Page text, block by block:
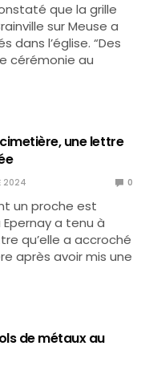
que la grille
sur Meuse a
l’église. “Des
cérémonie au
une lettre
2024 0
un proche est
a tenu à
qu’elle a accroché
après avoir mis une
de métaux au